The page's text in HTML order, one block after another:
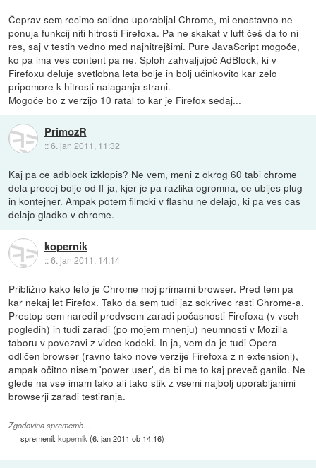
Čeprav sem recimo solidno uporabljal Chrome, mi enostavno ne
ponuja funkcij niti hitrosti Firefoxa. Pa ne skakat v luft češ da to ni
res, saj v testih vedno med najhitrejšimi. Pure JavaScript mogoče,
ko pa ima ves content pa ne. Sploh zahvaljujoč AdBlock, ki v
Firefoxu deluje svetlobna leta bolje in bolj učinkovito kar zelo
pripomore k hitrosti nalaganja strani.
Mogoče bo z verzijo 10 ratal to kar je Firefox sedaj...
PrimozR
::6. jan 2011, 11:32
Kaj pa ce adblock izklopis? Ne vem, meni z okrog 60 tabi chrome
dela precej bolje od ff-ja, kjer je pa razlika ogromna, ce ubijes plug-
in kontejner. Ampak potem filmcki v flashu ne delajo, ki pa ves cas
delajo gladko v chrome.
kopernik
::6. jan 2011, 14:14
Približno kako leto je Chrome moj primarni browser. Pred tem pa
kar nekaj let Firefox. Tako da sem tudi jaz sokrivec rasti Chrome-a.
Prestop sem naredil predvsem zaradi počasnosti Firefoxa (v vseh
pogledih) in tudi zaradi (po mojem mnenju) neumnosti v Mozilla
taboru v povezavi z video kodeki. In ja, vem da je tudi Opera
odličen browser (ravno tako nove verzije Firefoxa z n extensioni),
ampak očitno nisem 'power user', da bi me to kaj preveč ganilo. Ne
glede na vse imam tako ali tako stik z vsemi najbolj uporabljanimi
browserji zaradi testiranja.
Zgodovina sprememb…
spremenil:kopernik (6. jan 2011 ob 14:16)